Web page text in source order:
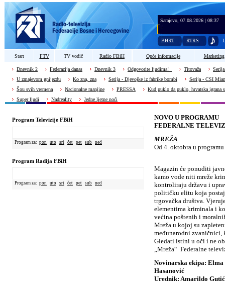
Sarajevo, 07.08.2026 | 08:37
BHRT RTRS
Start FTV TV vodič Radio FBiH Opće informacije Marketing
Dnevnik 2 Federacija danas Dnevnik 3 Odgovorite ljudima! Titovaža
U zmajevom gnijezdu
Ko zna, zna Serija - Djevojke iz fabrike bombi
Serija - CSI
Šou svih vremena
Nacionalne manjine PRESSA
Kud puklo da puklo, hrvatska igrana
Super ljudi
Nadreality Jedne ljetne noći
Program Televizije FBiH
Program za: pon uto sri čet pet sub ned
Program Radija FBiH
Program za: pon uto sri čet pet sub ned
NOVO U PROGRAMU
FEDERALNE
MREŽA
Od 4. oktobra u
Magazin će ponuditi
kamo vode niti mreže
kontroliraju državu i
političku elitu koja
trgovačka društva.
elementima kriminala i
većina poštenih i
Mreža u kojoj su
međunarodni
Gledati istini u oči i ne
„Mreža“ Federalne
Novinarska ekipa:
Hasanović
Urednik: Amarildo Gutić